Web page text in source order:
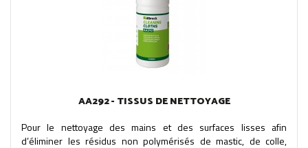
AA292 - TISSUS DE NETTOYAGE
Pour le nettoyage des mains et des surfaces lisses afin
d’éliminer les résidus non polymérisés de mastic, de colle,